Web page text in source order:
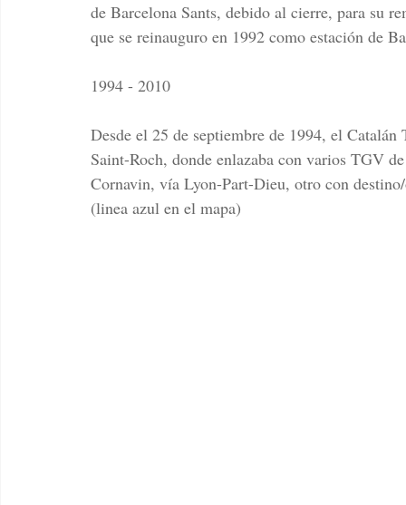
de Barcelona Sants, debido al cierre, para su
que se reinauguro en 1992 como estación de
1994 - 2010
Desde el 25 de septiembre de 1994, el
Saint-Roch, donde enlazaba con varios TGV
Cornavin, vía Lyon-Part-Dieu, otro con
(linea azul en el mapa)